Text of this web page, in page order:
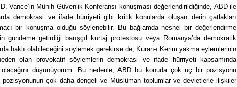
Vance’in Münih Güvenlik Konferansı konuşması değerlendirildiğinde, ABD ile
demokrasi ve ifade hürriyeti gibi kritik konularda oluşan derin çatlakları
bir konuşma olduğu söylenebilir. Bu bağlamda nesnel bir değerlendirme
gündeme getirdiği barışçıl kürtaj protestosu veya Romanya’da demokratik
haklı olabileceğini söylemek gerekirse de, Kuran-ı Kerim yakma eylemlerinin
olan provokatif söylemlerin demokrasi ve ifade hürriyeti kapsamında
olacağını düşünüyorum. Bu nedenle, ABD bu konuda çok uç bir pozisyonu
pozisyonunun çok daha dengeli ve Müslüman toplumlar ve devletlerle ilişkiler